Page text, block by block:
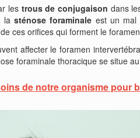
les trous de conjugaison dans
lasténose foraminale est un mal
ces orifices qui forment le
affecter le foramen
foraminale thoracique se situe
de notre organisme pour